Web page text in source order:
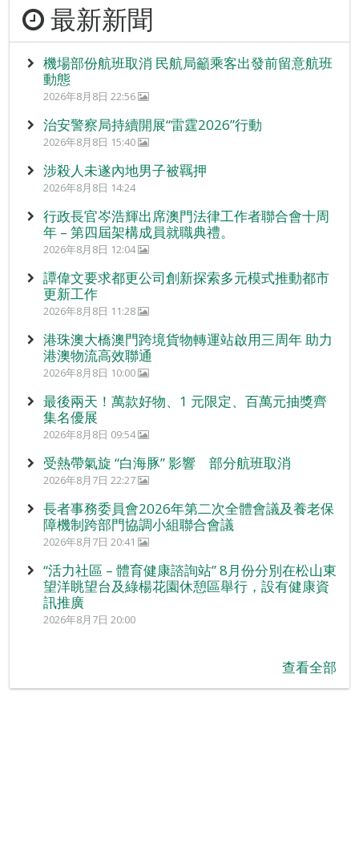
最新新聞
機場部份航班取消 民航局籲乘客出發前留意航班
動態
2026年8月8日 22:56
治安警察局持續開展“雷霆2026”行動
2026年8月8日 15:40
涉殺人未遂內地男子被羈押
2026年8月8日 14:24
行政長官岑浩輝出席澳門法律工作者聯合會十周
年 – 第四屆架構成員就職典禮。
2026年8月8日 12:04
譚偉文要求都更公司創新探索多元模式推動都市
更新工作
2026年8月8日 11:28
港珠澳大橋澳門跨境貨物轉運站啟用三周年 助力
港澳物流高效聯通
2026年8月8日 10:00
最後兩天！萬款好物、1 元限定、百萬元抽獎齊
集名優展
2026年8月8日 09:54
受熱帶氣旋 “白海豚” 影響 部分航班取消
2026年8月7日 22:27
長者事務委員會2026年第二次全體會議及養老保
障機制跨部門協調小組聯合會議
2026年8月7日 20:41
“活力社區 – 體育健康諮詢站” 8月份分別在松山東
望洋眺望台及綠楊花園休憩區舉行，設有健康資
訊推廣
2026年8月7日 20:00
查看全部